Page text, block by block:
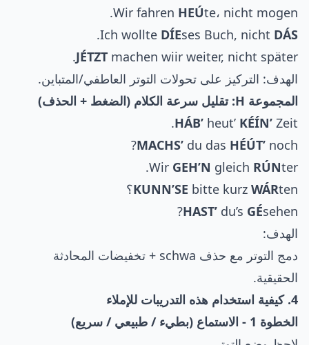
Wir fahren HEÚte، nicht mogen.
Ich wollte DÍEses Buch, nicht DÁS
.
JÉTZT machen wiir weiter, nicht später.
الهدف: التركيز على تحولات التوتر العاطفي/المتباين.
المجموعة H: تقليل سرعة الكلام (الضغط + الحذف)
HÁB’ heut’ KÉÍN’ Zeit.
MACHS’ du das HÉÚT’ noch?
Wir GEH’N gleich RÚNter.
KUNN’SE bitte kurz WÁRten؟
HAST’ du’s GÉsehen?
الهدف:
دمج التوتر مع حذف schwa + تخفيضات المحادثة
الحقيقية.
4. كيفية استخدام هذه التدريبات للإملاء
الخطوة 1 - الاستماع (بطيء / طبيعي / سريع)